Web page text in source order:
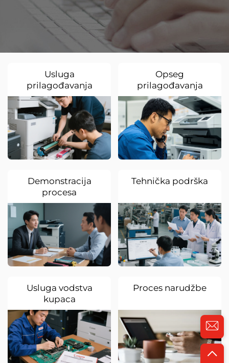
Usluga
prilagođavanja
proizvoda
Opseg
prilagođavanja
Demonstracija
procesa
Tehnička podrška
Usluga vodstva
kupaca
Proces narudžbe